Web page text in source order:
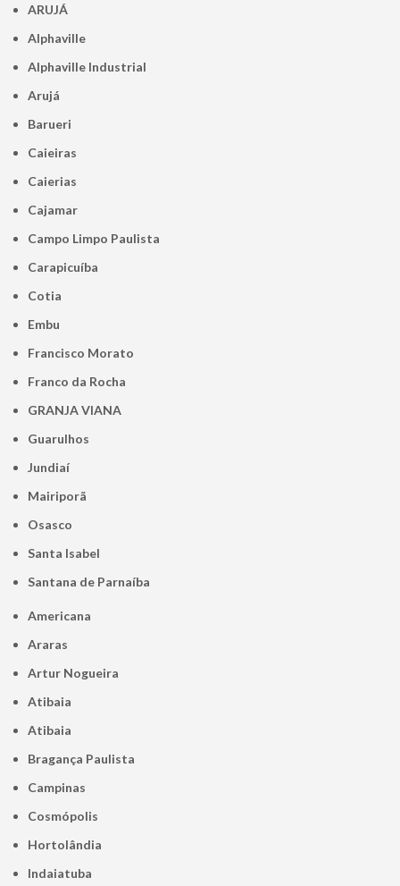
ARUJÁ
Alphaville
Alphaville Industrial
Arujá
Barueri
Caieiras
Caierias
Cajamar
Campo Limpo Paulista
Carapicuíba
Cotia
Embu
Francisco Morato
Franco da Rocha
GRANJA VIANA
Guarulhos
Jundiaí
Mairiporã
Osasco
Santa Isabel
Santana de Parnaíba
Americana
Araras
Artur Nogueira
Atibaia
Atibaia
Bragança Paulista
Campinas
Cosmópolis
Hortolândia
Indaiatuba